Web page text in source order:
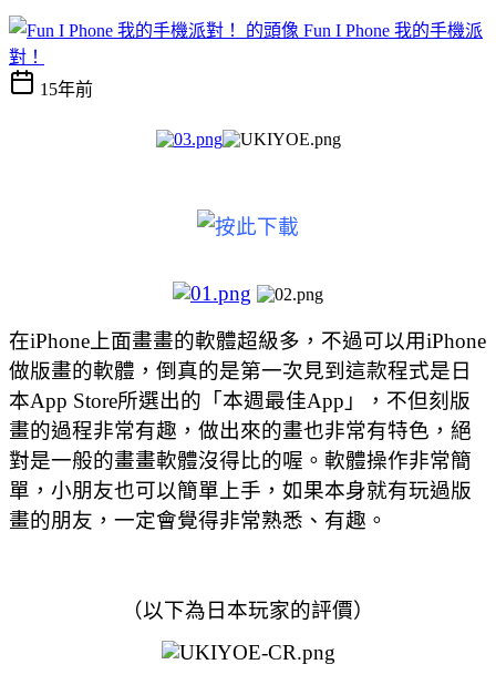
Fun I Phone 我的手機派
對！
15年前
在iPhone上面畫畫的軟體超級多，不過可以用iPhone
做版畫的軟體，倒真的是第一次見到 這款程式是日
本App Store所選出的「本週最佳App」，不但刻版
畫的過程非常有趣，做出來的畫也非常有特色，絕
對是一般的畫畫軟體沒得比的喔。軟體操作非常簡
單，小朋友也可以簡單上手，如果本身就有玩過版
畫的朋友，一定會覺得非常熟悉、有趣。
（以下為日本玩家的評價）